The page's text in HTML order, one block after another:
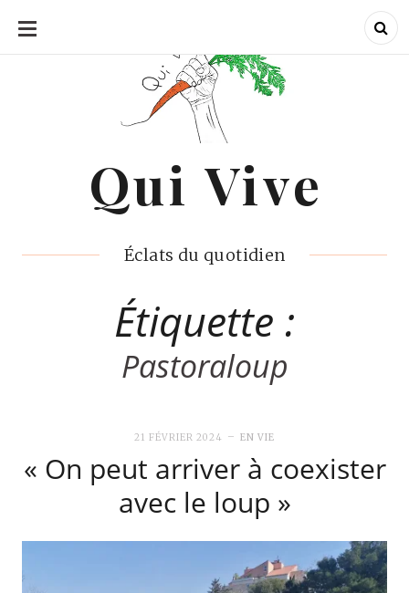
ALLER
CONTENU
Qui Vive
Éclats du quotidien
Qui Vive
Étiquette :
Pastoraloup
21 FÉVRIER 2024 EN VIE
« On peut arriver à coexister
avec le loup »